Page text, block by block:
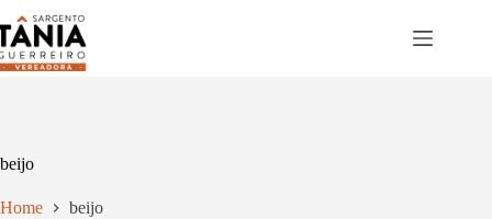
para
o
conteúdo
beijo
Home beijo